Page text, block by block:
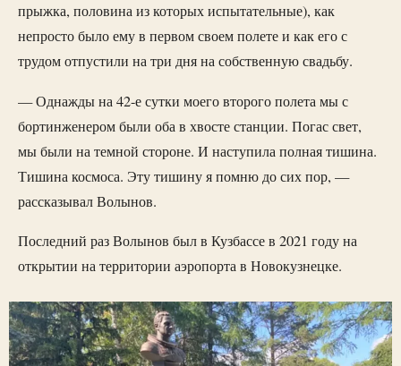
прыжка, половина из которых испытательные), как
непросто было ему в первом своем полете и как его с
трудом отпустили на три дня на собственную свадьбу.
— Однажды на 42-е сутки моего второго полета мы с
бортинженером были оба в хвосте станции. Погас свет,
мы были на темной стороне. И наступила полная тишина.
Тишина космоса. Эту тишину я помню до сих пор, —
рассказывал Волынов.
Последний раз Волынов был в Кузбассе в 2021 году на
открытии на территории аэропорта в Новокузнецке.